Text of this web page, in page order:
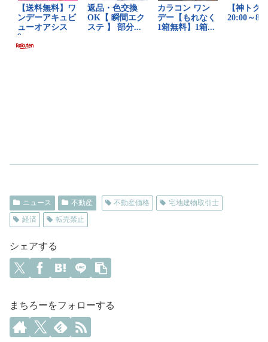
ニュース 不動産 不動産価格
宅地建物取引士
経済
転売禁止
シェアする
まちろーをフォローする